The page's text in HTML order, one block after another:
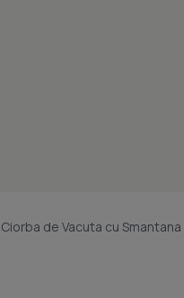
Ciorba de Vacuta cu Smantana